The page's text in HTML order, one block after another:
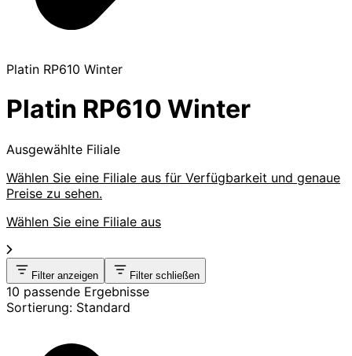
Platin RP610 Winter
Platin RP610 Winter
Ausgewählte Filiale
Wählen Sie eine Filiale aus für Verfügbarkeit und genaue
Preise zu sehen.
Wählen Sie eine Filiale aus
Filter anzeigen Filter schließen
10 passende Ergebnisse
Sortierung: Standard